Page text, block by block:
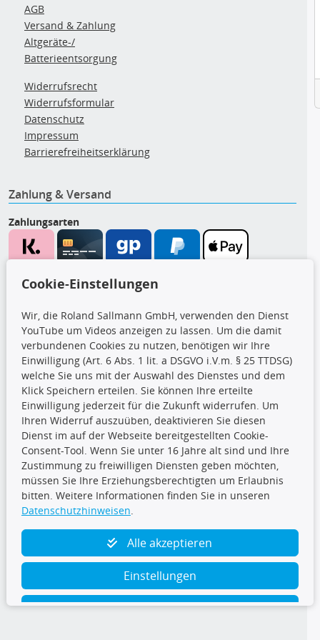
AGB
Versand & Zahlung
Altgeräte-/
Batterieentsorgung
Widerrufsrecht
Widerrufsformular
Datenschutz
Impressum
Barrierefreiheitserklärung
Zahlung & Versand
Zahlungsarten
CARAT Gruppe
Folge uns
TecDoc Inside
Cookie-Einstellungen
Wir, die Roland Sallmann GmbH, verwenden den Dienst
YouTube um Videos anzeigen zu lassen. Um die damit
verbundenen Cookies zu nutzen, benötigen wir Ihre
Einwilligung (Art. 6 Abs. 1 lit. a DSGVO i.V.m. § 25 TTDSG)
welche Sie uns mit der Auswahl des Dienstes und dem
Klick Speichern erteilen. Sie können Ihre erteilte
Einwilligung jederzeit für die Zukunft widerrufen. Um
Ihren Widerruf auszuüben, deaktivieren Sie diesen
Dienst im auf der Webseite bereitgestellten Cookie-
Consent-Tool. Wenn Sie unter 16 Jahre alt sind und Ihre
Zustimmung zu freiwilligen Diensten geben möchten,
müssen Sie Ihre Erziehungsberechtigten um Erlaubnis
bitten. Weitere Informationen finden Sie in unseren
Datenschutzhinweisen.
Alle akzeptieren
Einstellungen
Ablehnen